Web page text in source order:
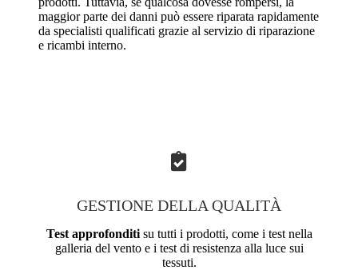
maggior parte dei danni può essere riparata rapidamente
da specialisti qualificati grazie al servizio di riparazione
e ricambi interno.
GESTIONE DELLA QUALITÀ
Test approfonditisu tutti i prodotti, come i test nella
galleria del vento e i test di resistenza alla luce sui
tessuti.